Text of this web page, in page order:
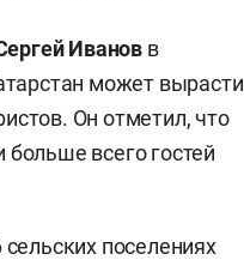
Иванов в
может вырасти
Он отметил, что
больше всего гостей
поселениях